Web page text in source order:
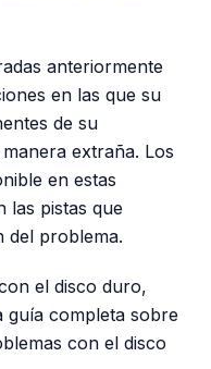
anteriormente
en las que su
de su
extraña. Los
en estas
las pistas que
del problema.
el disco duro,
guía completa sobre
con el disco